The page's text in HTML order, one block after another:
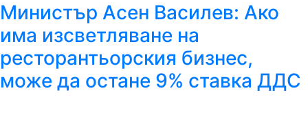
Министър Асен Василев: Ако
има изсветляване на
ресторантьорския бизнес,
може да остане 9% ставка ДДС